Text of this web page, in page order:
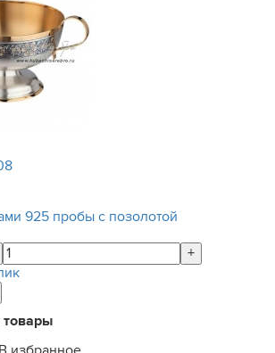
925 пробы с позолотой
+